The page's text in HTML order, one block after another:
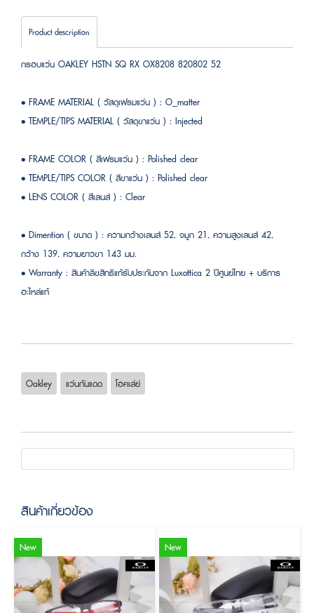
Product description
กรอบแว่น OAKLEY HSTN SQ RX OX8208 820802 52
• FRAME MATERIAL ( วัสดุเฟรมแว่น ) : O_matter
• TEMPLE/TIPS MATERIAL ( วัสดุขาแว่น ) : Injected
• FRAME COLOR ( สีเฟรมแว่น ) : Polished clear
• TEMPLE/TIPS COLOR ( สีขาแว่น ) : Polished clear
• LENS COLOR ( สีเลนส์ ) : Clear
• Dimention ( ขนาด ) : ความกว้างเลนส์ 52, จมูก 21, ความสูงเลนส์ 42,
กว้าง 139, ความยาวขา 143 มม.
• Warranty : สินค้าลิขสิทธิแท้รับประกันจาก Luxottica 2 ปีศูนย์ไทย + บริการ
อะไหล่แท้
Oakley แว่นกันแดด โอคเล่ย์
สินค้าเกี่ยวข้อง
New New